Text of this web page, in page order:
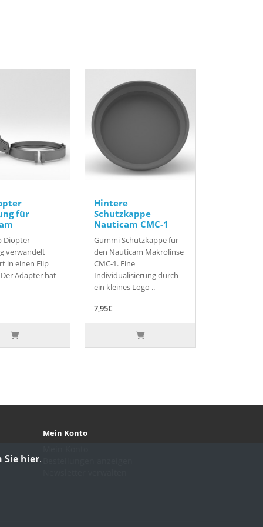
für
Diopter
verwandelt
in einen Flip
Adapter hat
Hintere
Schutzkappe
Nauticam CMC-1
Gummi Schutzkappe für
den Nauticam Makrolinse
CMC-1. Eine
Individualisierung durch
ein kleines Logo ..
7,95€
Mein Konto
Sie hier.